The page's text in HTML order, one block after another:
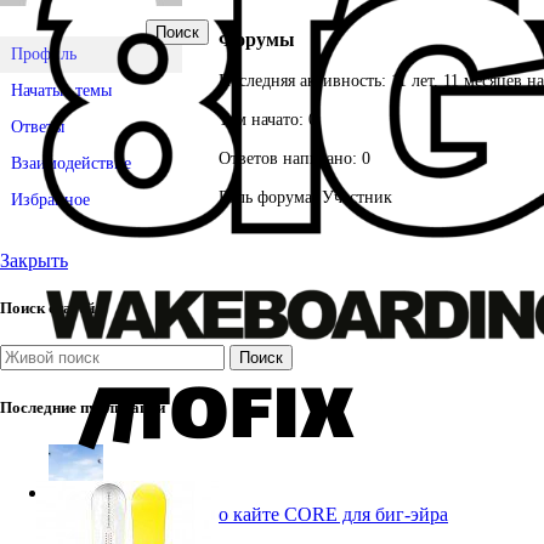
Поиск
Профиль
Начатые темы
Ответы
Взаимодействие
Избранное
Форумы
Последняя активность: 11 лет, 11 месяцев
Тем начато: 0
Ответов написано: 0
Роль форума: Участник
Закрыть
Поиск статей
Поиск
Последние публикации
Pace Pro 2: 5 фактов о кайте CORE для биг-эйра
27.07.2026